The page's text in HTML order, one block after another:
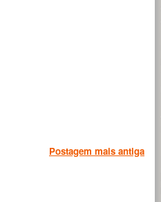
Postagem mais antiga